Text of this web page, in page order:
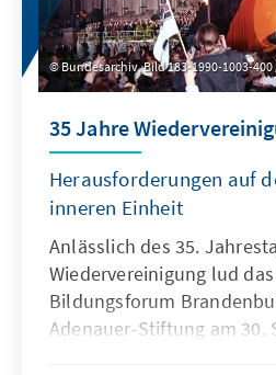
Bundesarchiv, Bild 183-1990-1003-400
35 Jahre
Herausforderungen auf
inneren Einheit
Anlässlich des 35.
Wiedervereinigung lud
Bildungsforum
Adenauer-Stiftung am 30.